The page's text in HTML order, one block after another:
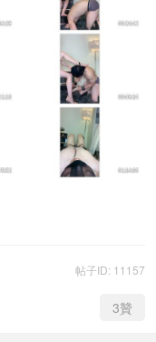
帖子ID: 11157
3贊